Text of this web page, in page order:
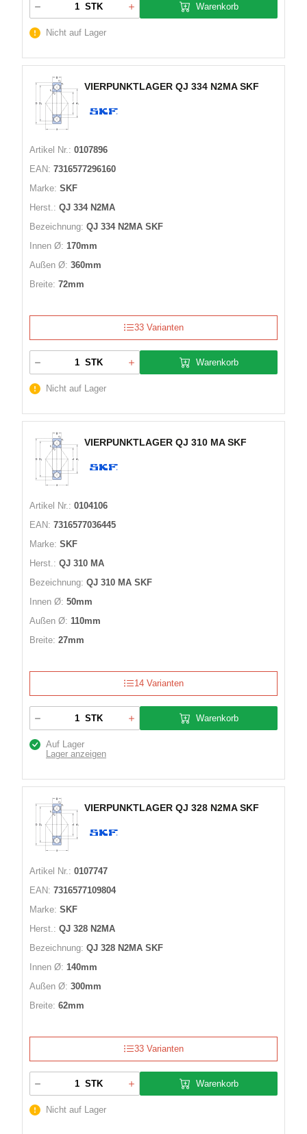
STK Warenkorb
Nicht auf Lager
VIERPUNKTLAGER QJ 334 N2MA SKF
Artikel Nr.: 0107896
EAN: 7316577296160
Marke: SKF
Herst.: QJ 334 N2MA
Bezeichnung: QJ 334 N2MA SKF
Innen Ø: 170mm
Außen Ø: 360mm
Breite: 72mm
33 Varianten
STK Warenkorb
Nicht auf Lager
VIERPUNKTLAGER QJ 310 MA SKF
Artikel Nr.: 0104106
EAN: 7316577036445
Marke: SKF
Herst.: QJ 310 MA
Bezeichnung: QJ 310 MA SKF
Innen Ø: 50mm
Außen Ø: 110mm
Breite: 27mm
14 Varianten
STK Warenkorb
Auf Lager
Lager anzeigen
VIERPUNKTLAGER QJ 328 N2MA SKF
Artikel Nr.: 0107747
EAN: 7316577109804
Marke: SKF
Herst.: QJ 328 N2MA
Bezeichnung: QJ 328 N2MA SKF
Innen Ø: 140mm
Außen Ø: 300mm
Breite: 62mm
33 Varianten
STK Warenkorb
Nicht auf Lager